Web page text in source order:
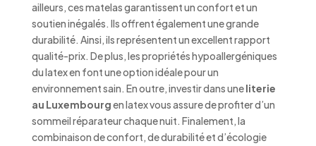
ailleurs, ces matelas garantissent un confort et un
soutien inégalés. Ils offrent également une grande
durabilité. Ainsi, ils représentent un excellent rapport
qualité-prix. De plus, les propriétés hypoallergéniques
du latex en font une option idéale pour un
environnement sain. En outre, investir dans uneliterie
au Luxembourgen latex vous assure de profiter d’un
sommeil réparateur chaque nuit. Finalement, la
combinaison de confort, de durabilité et d’écologie